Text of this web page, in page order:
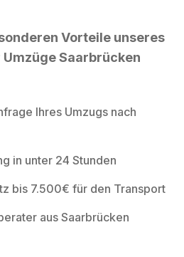
Vorteile unseres
Saarbrücken
Ihres Umzugs nach
in unter 24 Stunden
bis 7.500€ für den Transport
aus Saarbrücken